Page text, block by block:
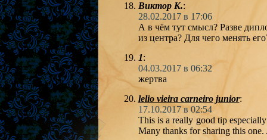
Виктор К.:
28.02.2017 в 17:06
А в чём тут смысл? Разве
из центра? Для чего менять
1:
04.03.2017 в 06:32
жертва
lelio vieira carneiro junior:
17.10.2017 в 02:54
This is a really good tip
Many thanks for sharing this one.